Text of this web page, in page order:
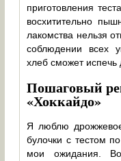
приготовления
восхитительно
лакомства нельзя
соблюдении всех
хлеб сможет
Пошаговый
«Хоккайдо»
Я люблю
булочки с тестом
мои ожидания.